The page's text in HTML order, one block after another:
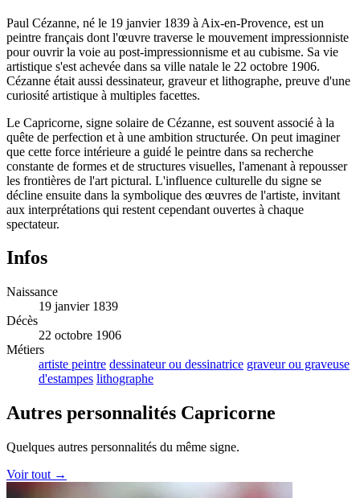
Paul Cézanne, né le 19 janvier 1839 à Aix-en-Provence, est un
peintre français dont l'œuvre traverse le mouvement impressionniste
pour ouvrir la voie au post-impressionnisme et au cubisme. Sa vie
artistique s'est achevée dans sa ville natale le 22 octobre 1906.
Cézanne était aussi dessinateur, graveur et lithographe, preuve d'une
curiosité artistique à multiples facettes.
Le Capricorne, signe solaire de Cézanne, est souvent associé à la
quête de perfection et à une ambition structurée. On peut imaginer
que cette force intérieure a guidé le peintre dans sa recherche
constante de formes et de structures visuelles, l'amenant à repousser
les frontières de l'art pictural. L'influence culturelle du signe se
décline ensuite dans la symbolique des œuvres de l'artiste, invitant
aux interprétations qui restent cependant ouvertes à chaque
spectateur.
Infos
Naissance
19 janvier 1839
Décès
22 octobre 1906
Métiers
artiste peintre dessinateur ou dessinatrice graveur ou graveuse
d'estampes lithographe
Autres personnalités Capricorne
Quelques autres personnalités du même signe.
Voir tout →